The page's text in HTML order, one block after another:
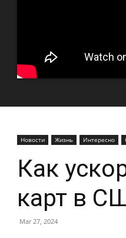
Новости Жизнь Интересно
Как
карт в
Mar 27, 2024